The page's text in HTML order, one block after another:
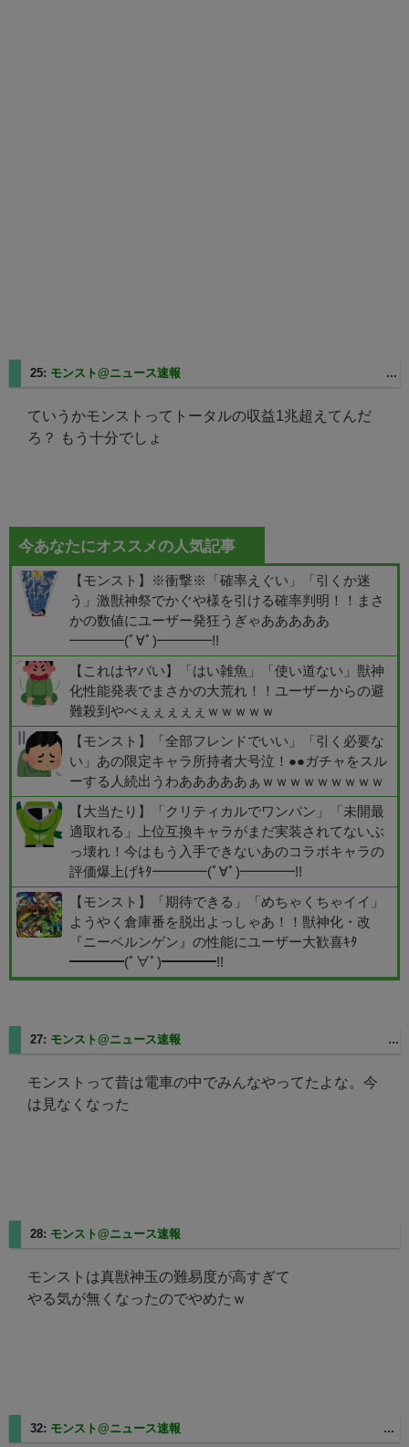
25: モンスト@ニュース速報
ていうかモンストってトータルの収益1兆超えてんだ
ろ？ もう十分でしょ
今あなたにオススメの人気記事
【モンスト】※衝撃※「確率えぐい」「引くか迷
う」激獣神祭でかぐや様を引ける確率判明！！まさ
かの数値にユーザー発狂うぎゃあああああ
━━━━(ﾟ∀ﾟ)━━━━!!
【これはヤバい】「はい雑魚」「使い道ない」獣神
化性能発表でまさかの大荒れ！！ユーザーからの避
難殺到やべぇぇぇぇぇｗｗｗｗｗ
【モンスト】「全部フレンドでいい」「引く必要な
い」あの限定キャラ所持者大号泣！●●ガチャをスル
ーする人続出うわあああああぁｗｗｗｗｗｗｗｗｗ
【大当たり】「クリティカルでワンパン」「未開最
適取れる」上位互換キャラがまだ実装されてないぶ
っ壊れ！今はもう入手できないあのコラボキャラの
評価爆上げｷﾀ━━━━(ﾟ∀ﾟ)━━━━!!
【モンスト】「期待できる」「めちゃくちゃイイ」
ようやく倉庫番を脱出よっしゃあ！！獣神化・改
『ニーベルンゲン』の性能にユーザー大歓喜ｷﾀ
━━━━(ﾟ∀ﾟ)━━━━!!
27: モンスト@ニュース速報
モンストって昔は電車の中でみんなやってたよな。今
は見なくなった
28: モンスト@ニュース速報
モンストは真獣神玉の難易度が高すぎて
やる気が無くなったのでやめたｗ
32: モンスト@ニュース速報